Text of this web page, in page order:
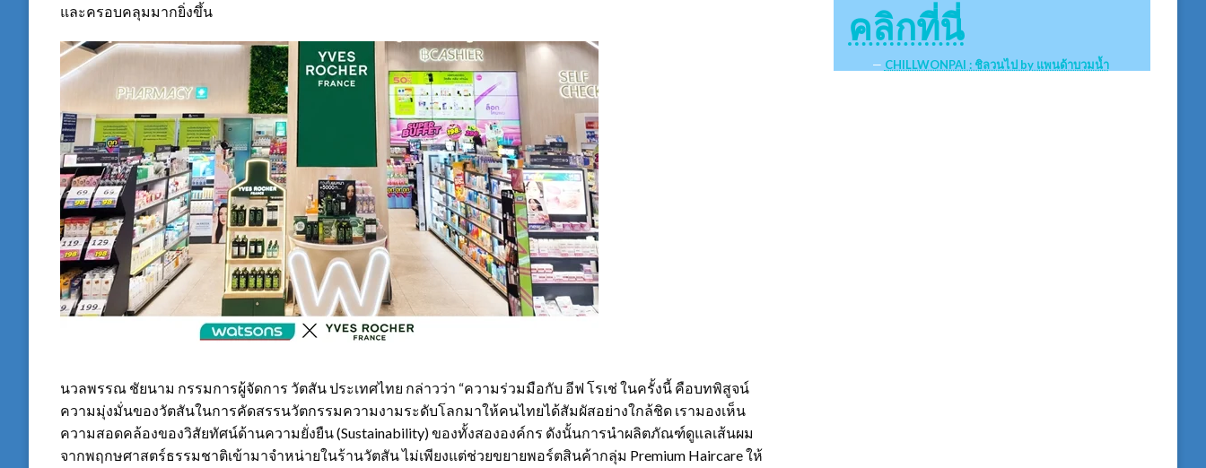
และครอบคลุมมากยิ่งขึ้น
นวลพรรณ ชัยนาม กรรมการผู้จัดการ วัตสัน ประเทศไทย กล่าวว่า “ความร่วมมือกับ อีฟ โรเช่ ในครั้งนี้ คือบทพิสูจน์
ความมุ่งมั่นของวัตสันในการคัดสรรนวัตกรรมความงามระดับโลกมาให้คนไทยได้สัมผัสอย่างใกล้ชิด เรามองเห็น
ความสอดคล้องของวิสัยทัศน์ด้านความยั่งยืน (Sustainability) ของทั้งสององค์กร ดังนั้นการนำผลิตภัณฑ์ดูแลเส้นผม
จากพฤกษศาสตร์ธรรมชาติเข้ามาจำหน่ายในร้านวัตสัน ไม่เพียงแต่ช่วยขยายพอร์ตสินค้ากลุ่ม Premium Haircare ให้
คลิกที่นี่
CHILLWONPAI : ชิลวนไป by แพนด้าบวมน้ำ